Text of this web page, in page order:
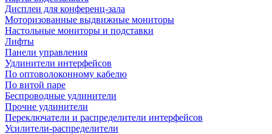
Дисплеи для конференц-зала
Моторизованные выдвижные мониторы
Настольные мониторы и подставки
Лифты
Панели управления
Удлинители интерфейсов
По оптоволоконному кабелю
По витой паре
Беспроводные удлинители
Прочие удлинители
Переключатели и распределители интерфейсов
Усилители-распределители